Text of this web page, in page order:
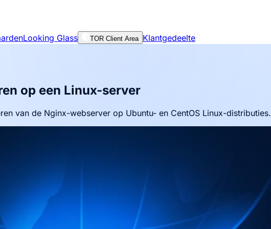
Looking Glass TOR Client Area Klantgedeelte
op een Linux-server
van de Nginx-webserver op Ubuntu- en CentOS Linux-distributies.